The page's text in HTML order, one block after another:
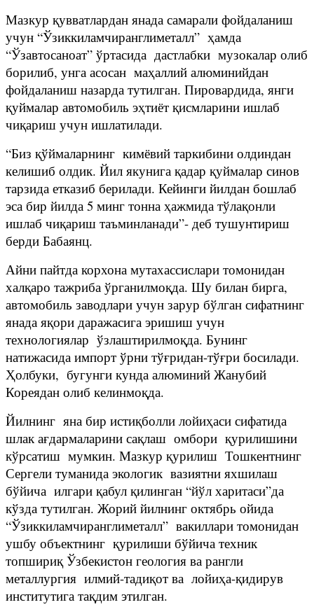
Мазкур қувватлардан янада самарали фойдаланиш
учун “Ўзиккиламчиранглиметалл” ҳамда
“Ўзавтосаноат” ўртасида дастлабки музокалар олиб
борилиб, унга асосан маҳаллий алюминийдан
фойдаланиш назарда тутилган. Пировардида, янги
қуймалар автомобиль эҳтиёт қисмларини ишлаб
чиқариш учун ишлатилади.
“Биз қўймаларнинг кимёвий таркибини олдиндан
келишиб олдик. Йил якунига қадар қуймалар синов
тарзида етказиб берилади. Кейинги йилдан бошлаб
эса бир йилда 5 минг тонна ҳажмида тўлақонли
ишлаб чиқариш таъминланади”- деб тушунтириш
берди Бабаянц.
Айни пайтда корхона мутахассислари томонидан
халқаро тажриба ўрганилмоқда. Шу билан бирга,
автомобиль заводлари учун зарур бўлган сифатнинг
янада яқори даражасига эришиш учун
технологиялар ўзлаштирилмоқда. Бунинг
натижасида импорт ўрни тўғридан-тўғри босилади.
Ҳолбуки, бугунги кунда алюминий Жанубий
Кореядан олиб келинмоқда.
Йилнинг яна бир истиқболли лойиҳаси сифатида
шлак ағдармаларини сақлаш омбори қурилишини
кўрсатиш мумкин. Мазкур қурилиш Тошкентнинг
Сергели туманида экологик вазиятни яхшилаш
бўйича илгари қабул қилинган “йўл харитаси”да
кўзда тутилган. Жорий йилнинг октябрь ойида
“Ўзиккиламчиранглиметалл” вакиллари томонидан
ушбу объектнинг қурилиши бўйича техник
топшириқ Ўзбекистон геология ва рангли
металлургия илмий-тадиқот ва лойиҳа-қидирув
институтига тақдим этилган.